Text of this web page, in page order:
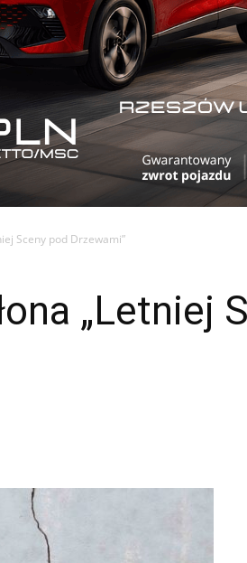
Sceny pod Drzewami”
„Letniej